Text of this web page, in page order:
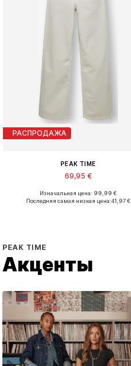
РАСПРОДАЖА
PEAK TIME
69,95 €
Доступно множество размеров
Изначальная цена: 99,99 €
Последняя самая низкая цена:41,97 €
PEAK TIME
Акценты